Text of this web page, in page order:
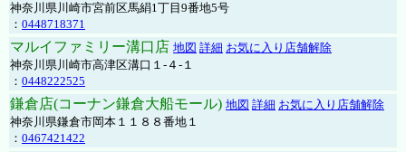
神奈川県川崎市宮前区馬絹1丁目9番地5号
： 0448718371
マルイファミリー溝口店 地図 詳細 お気に入り店舗解除
神奈川県川崎市高津区溝口１-４-１
： 0448222525
鎌倉店(コーナン鎌倉大船モール) 地図 詳細 お気に入り店舗解除
神奈川県鎌倉市岡本１１８８番地１
： 0467421422